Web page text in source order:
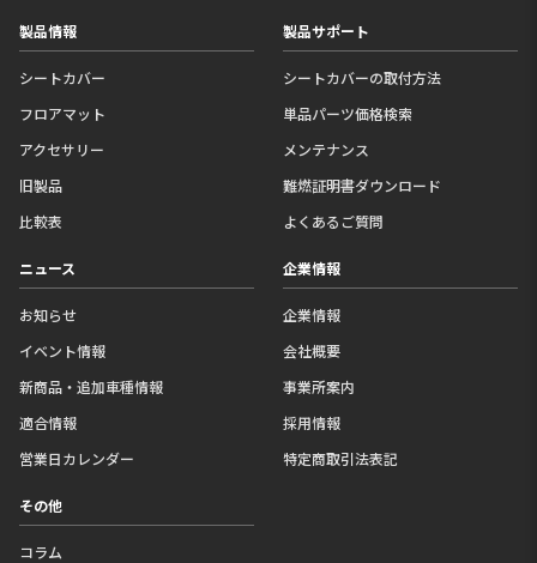
製品情報
シートカバー
フロアマット
アクセサリー
旧製品
比較表
製品サポート
シートカバーの取付方法
単品パーツ価格検索
メンテナンス
難燃証明書ダウンロード
よくあるご質問
ニュース
お知らせ
イベント情報
新商品・追加車種情報
適合情報
営業日カレンダー
企業情報
企業情報
会社概要
事業所案内
採用情報
特定商取引法表記
その他
コラム